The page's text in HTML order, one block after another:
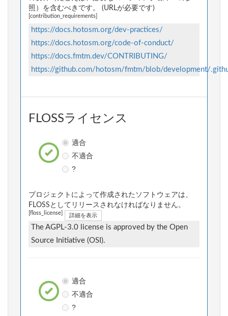
照）を含むべきです。 (URLが必要です)
[contribution_requirements]
https://docs.hotosm.org/dev-practices/
https://docs.hotosm.org/code-of-conduct/
https://docs.fmtm.dev/CONTRIBUTING/
https://github.com/hotosm/fmtm/blob/development/
FLOSSライセンス
適合
不適合
?
プロジェクトによって作成されたソフトウェアは、
FLOSSとしてリリースされなければなりません。
[floss_license] 詳細を表示
The AGPL-3.0 license is approved by the Open
Source Initiative (OSI).
適合
不適合
?